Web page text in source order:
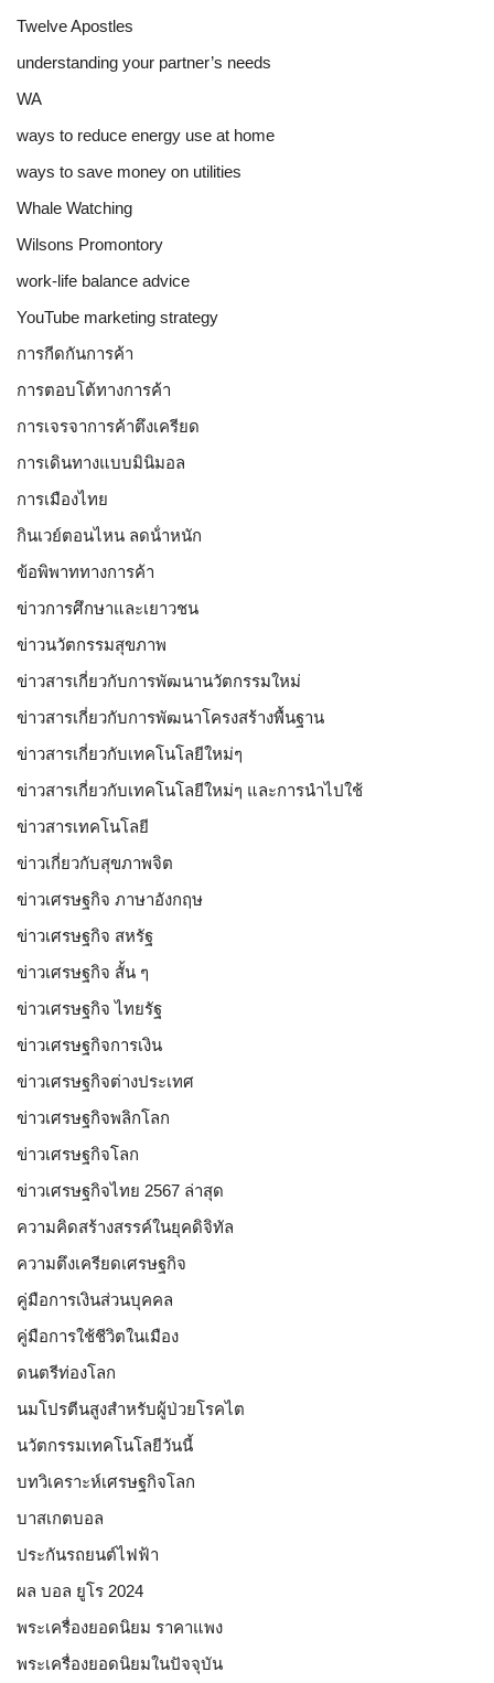
Twelve Apostles
understanding your partner’s needs
WA
ways to reduce energy use at home
ways to save money on utilities
Whale Watching
Wilsons Promontory
work-life balance advice
YouTube marketing strategy
การกีดกันการค้า
การตอบโต้ทางการค้า
การเจรจาการค้าตึงเครียด
การเดินทางแบบมินิมอล
การเมืองไทย
กินเวย์ตอนไหน ลดน้ําหนัก
ข้อพิพาททางการค้า
ข่าวการศึกษาและเยาวชน
ข่าวนวัตกรรมสุขภาพ
ข่าวสารเกี่ยวกับการพัฒนานวัตกรรมใหม่
ข่าวสารเกี่ยวกับการพัฒนาโครงสร้างพื้นฐาน
ข่าวสารเกี่ยวกับเทคโนโลยีใหม่ๆ
ข่าวสารเกี่ยวกับเทคโนโลยีใหม่ๆ และการนำไปใช้
ข่าวสารเทคโนโลยี
ข่าวเกี่ยวกับสุขภาพจิต
ข่าวเศรษฐกิจ ภาษาอังกฤษ
ข่าวเศรษฐกิจ สหรัฐ
ข่าวเศรษฐกิจ สั้น ๆ
ข่าวเศรษฐกิจ ไทยรัฐ
ข่าวเศรษฐกิจการเงิน
ข่าวเศรษฐกิจต่างประเทศ
ข่าวเศรษฐกิจพลิกโลก
ข่าวเศรษฐกิจโลก
ข่าวเศรษฐกิจไทย 2567 ล่าสุด
ความคิดสร้างสรรค์ในยุคดิจิทัล
ความตึงเครียดเศรษฐกิจ
คู่มือการเงินส่วนบุคคล
คู่มือการใช้ชีวิตในเมือง
ดนตรีท่องโลก
นมโปรตีนสูงสำหรับผู้ป่วยโรคไต
นวัตกรรมเทคโนโลยีวันนี้
บทวิเคราะห์เศรษฐกิจโลก
บาสเกตบอล
ประกันรถยนต์ไฟฟ้า
ผล บอล ยูโร 2024
พระเครื่องยอดนิยม ราคาแพง
พระเครื่องยอดนิยมในปัจจุบัน